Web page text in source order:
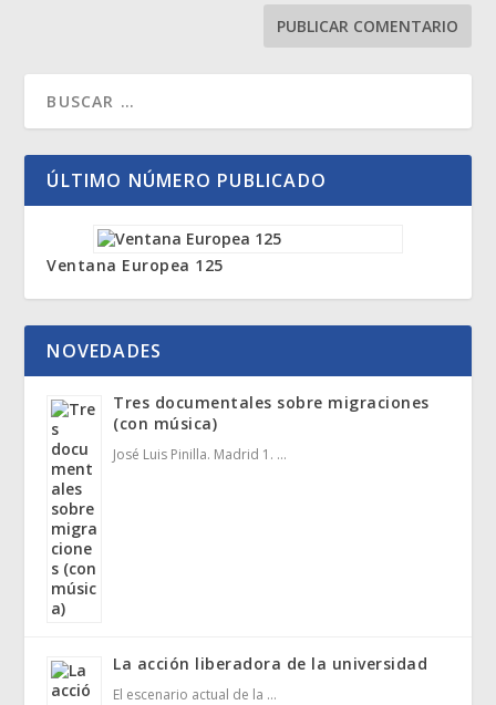
ÚLTIMO NÚMERO PUBLICADO
Ventana Europea 125
NOVEDADES
Tres documentales sobre migraciones
(con música)
José Luis Pinilla. Madrid 1. …
La acción liberadora de la universidad
El escenario actual de la …